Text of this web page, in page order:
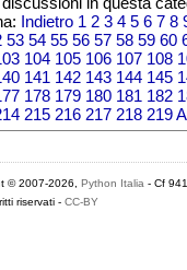
Indietro 1 2 3 4 5 6 7 8
53 54 55 56 57 58 59 60
104 105 106 107 108
141 142 143 144 145
178 179 180 181 182
215 216 217 218 219
© 2007-2026, Python Italia - Cf
riservati - CC-BY